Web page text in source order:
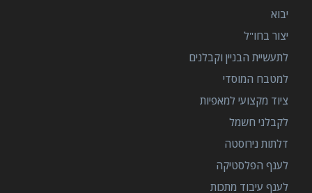
יבוא
יצור בחו"ל
לתעשיית הבניין וקבלנים
למטבח המוסדי
ציוד מקצועי למאפיות
לקבלני חשמל
דלתות נירוסטה
לענף הפלסטיקה
לענף עיבוד מתכות